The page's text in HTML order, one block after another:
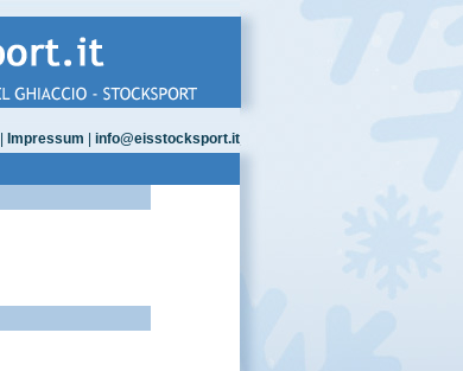
Impressum info@eisstocksport.it